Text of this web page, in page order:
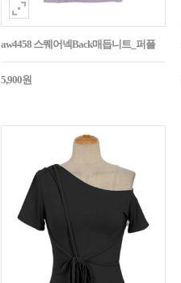
aw4458 스퀘어넥Back매듭니트_퍼플
5,900원